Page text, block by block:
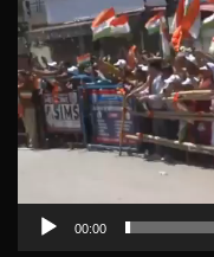
Player
00:00